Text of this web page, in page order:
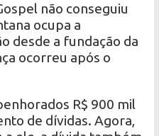
não conseguiu
ocupa a
desde a fundação da
ocorreu após o
R$ 900 mil
de dívidas. Agora,